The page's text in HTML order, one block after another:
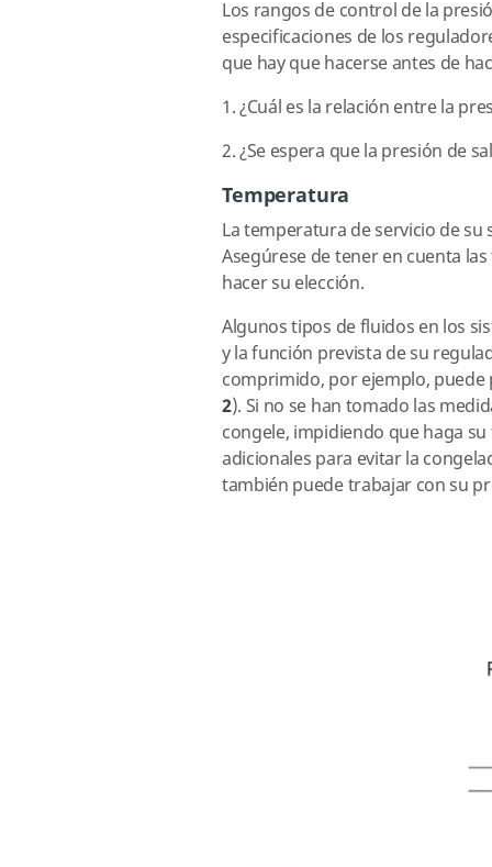
Los rangos de control de la
especificaciones de los
que hay que hacerse antes de
1. ¿Cuál es la relación entre la
2. ¿Se espera que la presión de
Temperatura
La temperatura de servicio de
Asegúrese de tener en cuenta
hacer su elección.
Algunos tipos de fluidos en los
y la función prevista de su
comprimido, por ejemplo, puede
2). Si no se han tomado las
congele, impidiendo que haga
adicionales para evitar la
también puede trabajar con su